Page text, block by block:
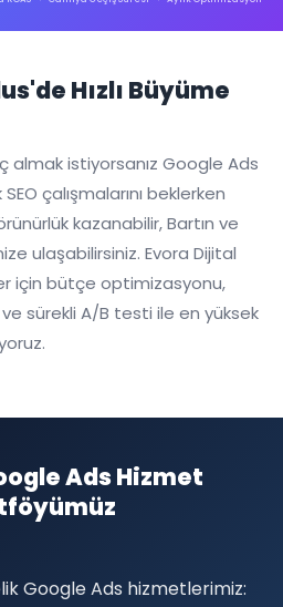
Hızlı Büyüme
almak istiyorsanız Google Ads
çalışmalarını beklerken
kazanabilir, Bartın ve
ulaşabilirsiniz. Evora Dijital
için bütçe optimizasyonu,
sürekli A/B testi ile en yüksek
Ads Hizmet
Google Ads hizmetlerimiz: